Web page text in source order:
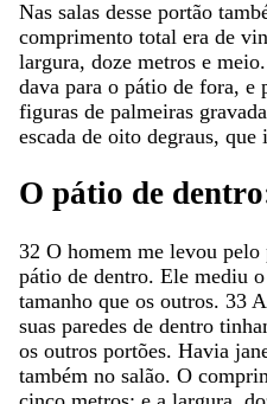
Nas salas desse portão
comprimento total era de
largura, doze metros e meio.
dava para o pátio de fora, e
figuras de palmeiras
escada de oito degraus, que
O pátio de dentro
32 O homem me levou pelo
pátio de dentro. Ele mediu o
tamanho que os outros. 33
suas paredes de dentro
os outros portões. Havia
também no salão. O